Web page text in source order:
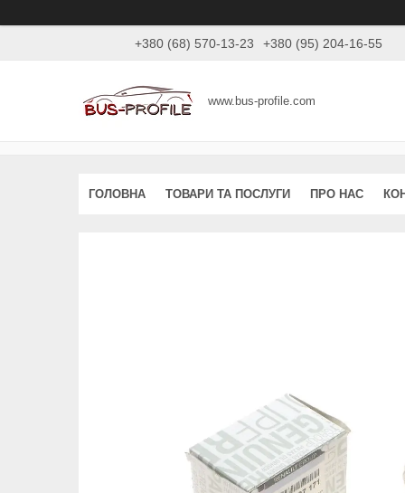
+380 (68) 570-13-23 +380 (95) 204-16-55
www.bus-profile.com
ГОЛОВНА ТОВАРИ ТА ПОСЛУГИ ПРО НАС